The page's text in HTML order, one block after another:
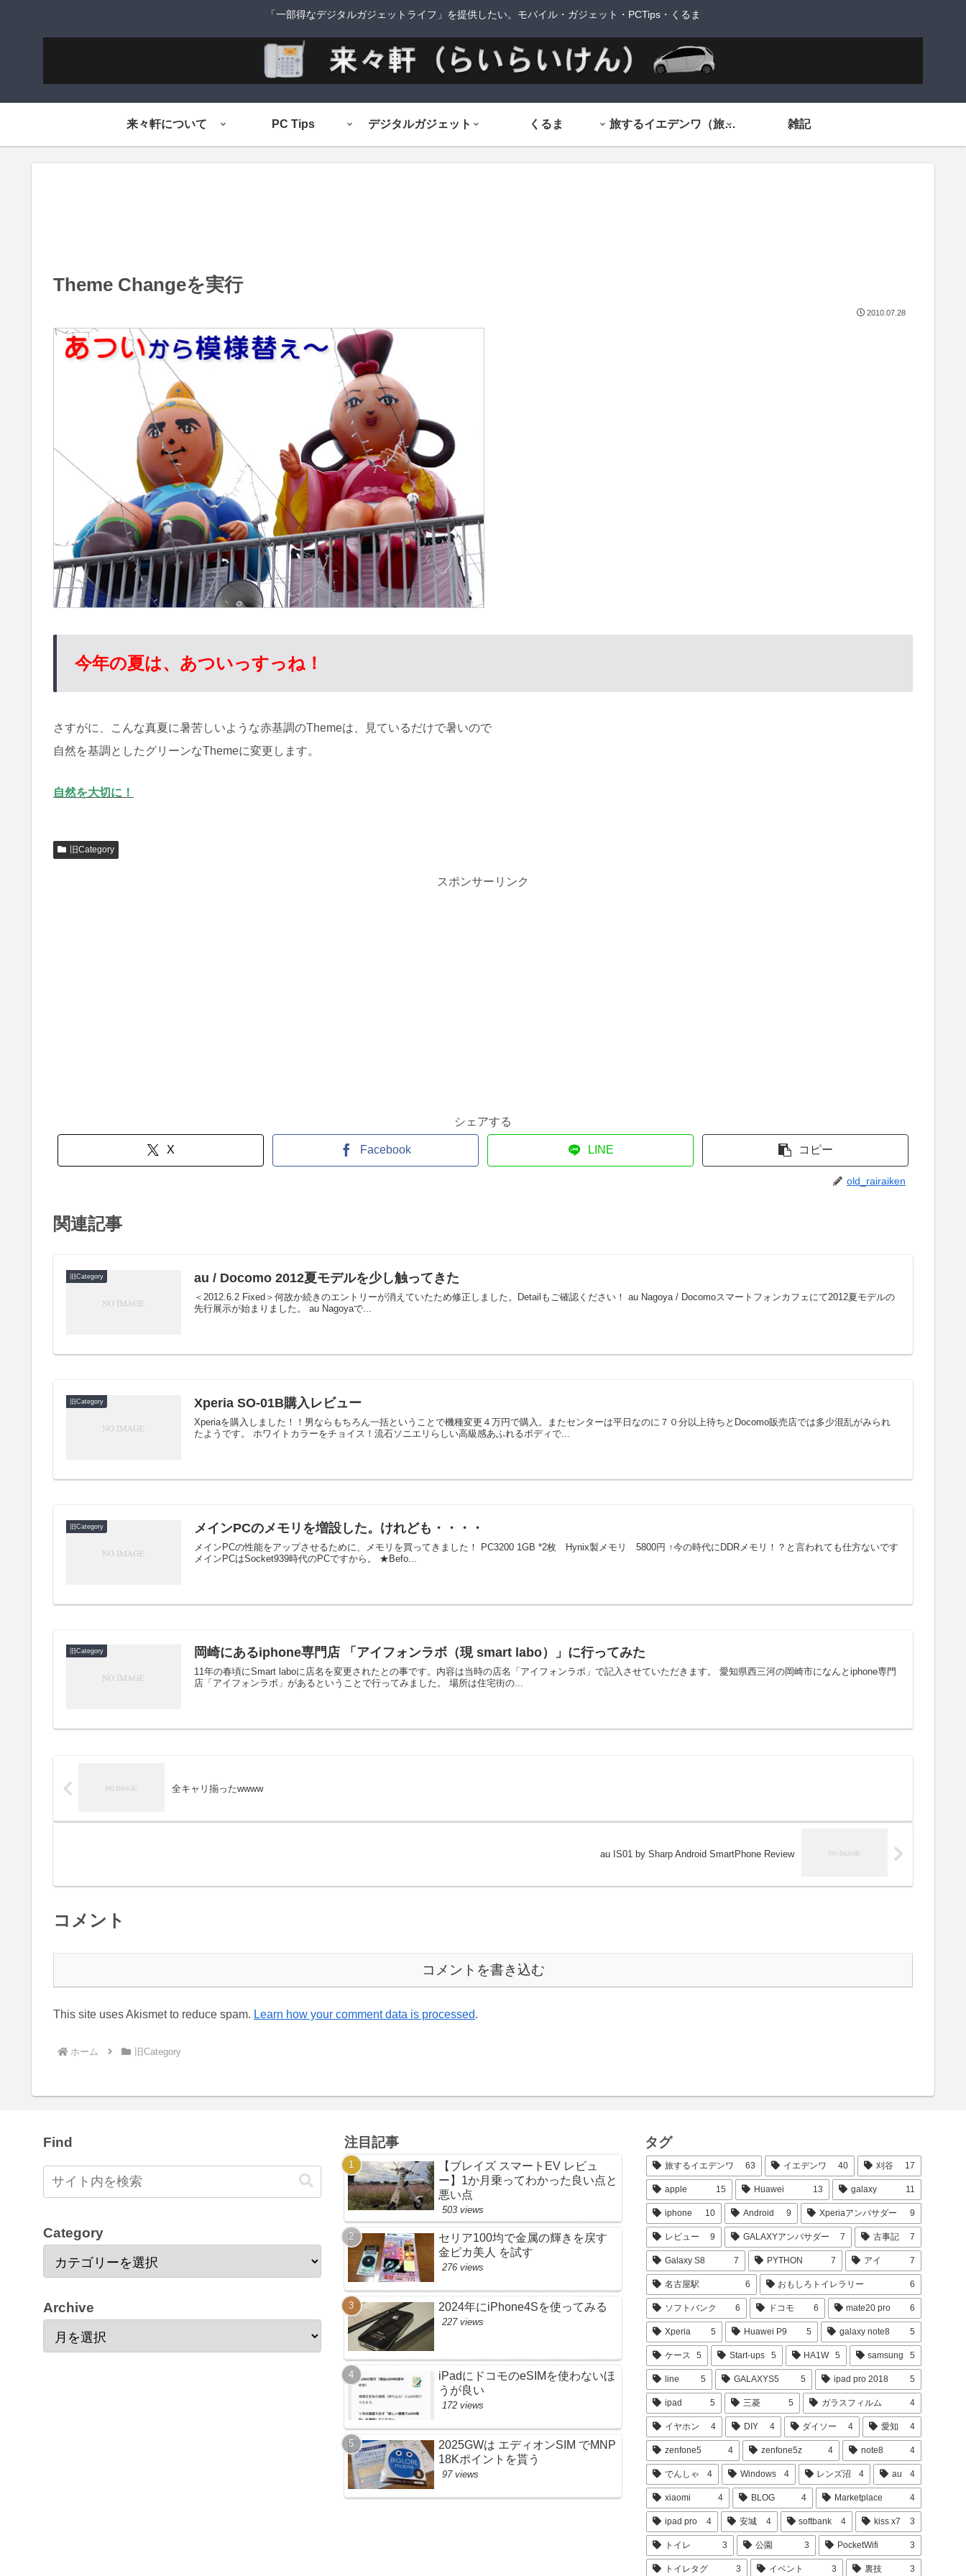
「一部得なデジタルガジェットライフ」を提供したい。モバイル・ガジェット・PCTips・くるま
来々軒について PC Tips デジタルガジェット くるま 旅するイエデンワ（旅ネタ） 雑記
Theme Changeを実行
2010.07.28
今年の夏は、あついっすっね！
さすがに、こんな真夏に暑苦しいような赤基調のThemeは、見ているだけで暑いので
自然を基調としたグリーンなThemeに変更します。
自然を大切に！
旧Category
スポンサーリンク
シェアする
X Facebook LINE コピー
old_rairaiken
関連記事
旧Category au / Docomo 2012夏モデルを少し触ってきた
＜2012.6.2 Fixed＞何故か続きのエントリーが消えていたため修正しました。Detailもご確認ください！ au Nagoya / Docomoスマートフォンカフェにて2012夏モデルの
先行展示が始まりました。 au Nagoyaで...
旧Category Xperia SO-01B購入レビュー
Xperiaを購入しました！！男ならもちろん一括ということで機種変更４万円で購入。またセンターは平日なのに７０分以上待ちとDocomo販売店では多少混乱がみられ
たようです。 ホワイトカラーをチョイス！流石ソニエリらしい高級感あふれるボディで...
旧Category メインPCのメモリを増設した。けれども・・・・
メインPCの性能をアップさせるために、メモリを買ってきました！ PC3200 1GB *2枚 Hynix製メモリ 5800円 ↑今の時代にDDRメモリ！？と言われても仕方ないです
メインPCはSocket939時代のPCですから。 ★Befo...
旧Category 岡崎にあるiphone専門店 「アイフォンラボ（現 smart labo）」に行ってみた
11年の春頃にSmart laboに店名を変更されたとの事です。内容は当時の店名「アイフォンラボ」で記入させていただきます。 愛知県西三河の岡崎市になんとiphone専門
店「アイフォンラボ」があるということで行ってみました。 場所は住宅街の...
全キャリ揃ったwwww
au IS01 by Sharp Android SmartPhone Review
コメント
コメントを書き込む
This site uses Akismet to reduce spam. Learn how your comment data is processed.
ホーム 旧Category
Find
Category
Archive
注目記事
【ブレイズ スマートEV レビュ
ー】1か月乗ってわかった良い点と
悪い点
503 views
セリア100均で金属の輝きを戻す
金ピカ美人 を試す
276 views
2024年にiPhone4Sを使ってみる
227 views
iPadにドコモのeSIMを使わないほ
うが良い
172 views
2025GWは エディオンSIM でMNP
18Kポイントを貰う
97 views
タグ
旅するイエデンワ 63 イエデンワ 40 刈谷 17
apple 15 Huawei 13 galaxy 11
iphone 10 Android 9 Xperiaアンバサダー 9
レビュー 9 GALAXYアンバサダー 7 古事記 7
Galaxy S8 7 PYTHON 7 アイ 7
名古屋駅 6 おもしろトイレラリー 6
ソフトバンク 6 ドコモ 6 mate20 pro 6
Xperia 5 Huawei P9 5 galaxy note8 5
ケース 5 Start-ups 5 HA1W 5 samsung 5
line 5 GALAXYS5 5 ipad pro 2018 5
ipad 5 三菱 5 ガラスフィルム 4
イヤホン 4 DIY 4 ダイソー 4 愛知 4
zenfone5 4 zenfone5z 4 note8 4
でんしゃ 4 Windows 4 レンズ沼 4 au 4
xiaomi 4 BLOG 4 Marketplace 4
ipad pro 4 安城 4 softbank 4 kiss x7 3
トイレ 3 公園 3 PocketWifi 3
トイレタグ 3 イベント 3 裏技 3